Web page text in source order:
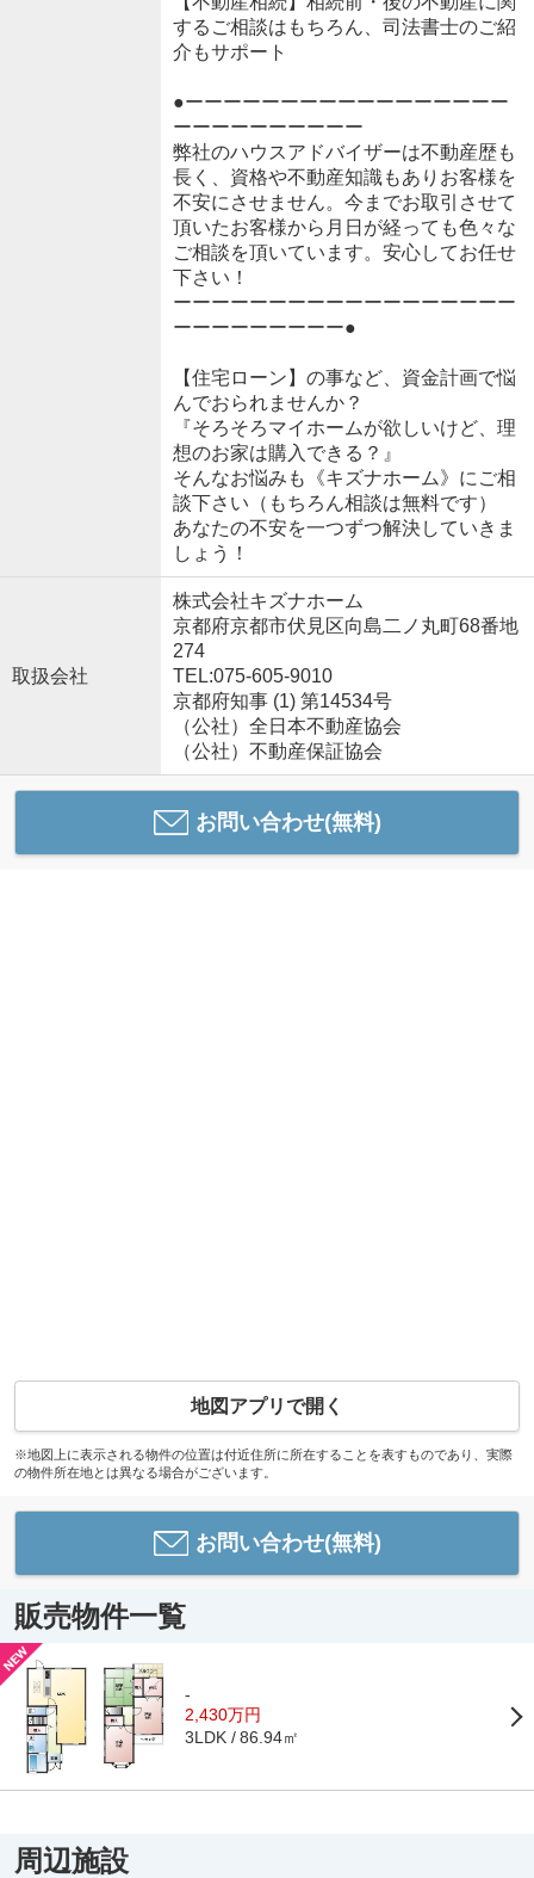
するご相談はもちろん、司法書士のご紹
介もサポート
●ーーーーーーーーーーーーーーーーー
ーーーーーーーーーー
弊社のハウスアドバイザーは不動産歴も
長く、資格や不動産知識もありお客様を
不安にさせません。今までお取引させて
頂いたお客様から月日が経っても色々な
ご相談を頂いています。安心してお任せ
下さい！
ーーーーーーーーーーーーーーーーーー
ーーーーーーーーー●
【住宅ローン】の事など、資金計画で悩
んでおられませんか？
『そろそろマイホームが欲しいけど、理
想のお家は購入できる？』
そんなお悩みも《キズナホーム》にご相
談下さい（もちろん相談は無料です）
あなたの不安を一つずつ解決していきま
しょう！
取扱会社
株式会社キズナホーム
京都府京都市伏見区向島二ノ丸町68番地
274
TEL:075-605-9010
京都府知事 (1) 第14534号
（公社）全日本不動産協会
（公社）不動産保証協会
お問い合わせ(無料)
地図アプリで開く
※地図上に表示される物件の位置は付近住所に所在することを表すものであり、実際
の物件所在地とは異なる場合がございます。
お問い合わせ(無料)
販売物件一覧
-
2,430万円
3LDK 86.94㎡
周辺施設